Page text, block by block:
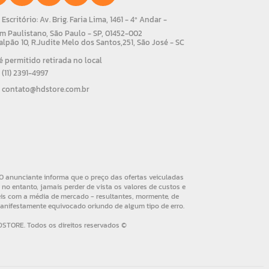
Escritório: Av. Brig. Faria Lima, 1461 - 4º Andar -
Paulistano, São Paulo - SP, 01452-002
10, R.Judite Melo dos Santos,251, São José - SC
permitido retirada no local
(11) 2391-4997
contato@hdstore.com.br